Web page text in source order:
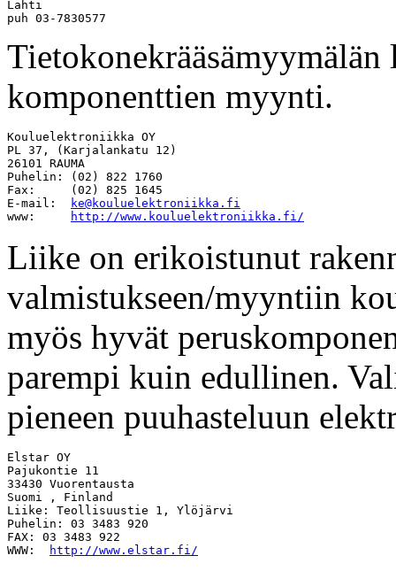
Lahti
komponenttien myynti.
Kouluelektroniikka OY
PL 37, (Karjalankatu 12)
26101 RAUMA
Puhelin: (02) 822 1760
Fax:     (02) 825 1645
E-mail:
ke@kouluelektroniikka.fi
www:
http://www.kouluelektroniikka.fi/
Liike on erikoistunut
valmistukseen/myyntiin
myös hyvät
parempi kuin edullinen.
pieneen puuhasteluun
Elstar OY
Pajukontie 11
33430 Vuorentausta
Suomi , Finland
Liike: Teollisuustie 1, Ylöjärvi
Puhelin: 03 3483 920
FAX: 03 3483 922
WWW:
http://www.elstar.fi/